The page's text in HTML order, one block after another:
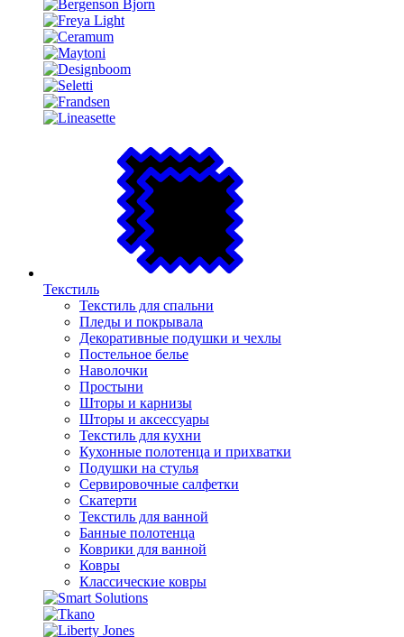
Текстиль
Текстиль для спальни
Пледы и покрывала
Декоративные подушки и чехлы
Постельное белье
Наволочки
Простыни
Шторы и карнизы
Шторы и аксессуары
Текстиль для кухни
Кухонные полотенца и прихватки
Подушки на стулья
Сервировочные салфетки
Скатерти
Текстиль для ванной
Банные полотенца
Коврики для ванной
Ковры
Классические ковры